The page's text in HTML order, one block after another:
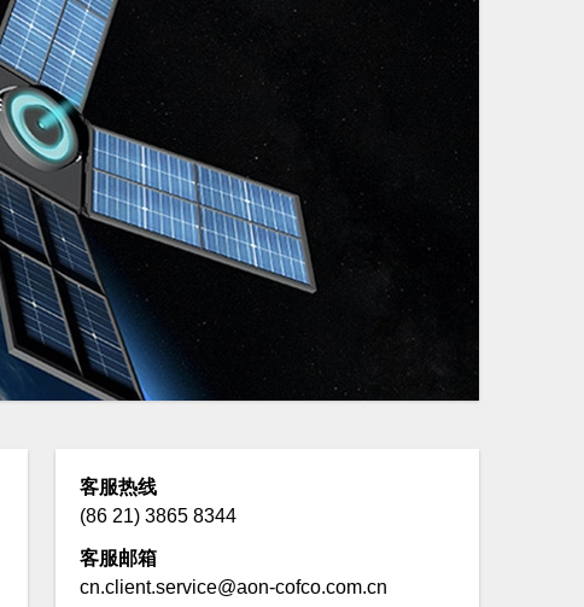
客服热线
(86 21) 3865 8344
客服邮箱
cn.client.service@aon-cofco.com.cn